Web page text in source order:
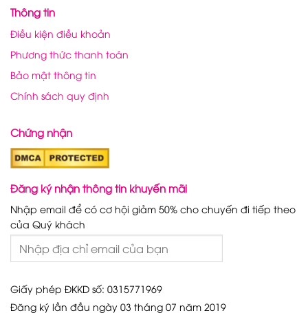
Thông tin
Điều kiện điều khoản
Phương thức thanh toán
Bảo mật thông tin
Chính sách quy định
Chứng nhận
Đăng ký nhận thông tin khuyến mãi
Nhập email để có cơ hội giảm 50% cho chuyến đi tiếp theo
của Quý khách
Giấy phép ĐKKD số: 0315771969
Đăng ký lần đầu ngày 03 tháng 07 năm 2019